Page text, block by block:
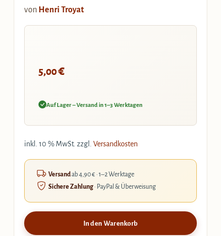
von Henri Troyat
5,00€
Auf Lager – Versand in 1–3 Werktagen
inkl. 10 % MwSt. zzgl. Versandkosten
Versandab 4,90 € · 1–2 Werktage
Sichere Zahlung· PayPal & Überweisung
In den Warenkorb